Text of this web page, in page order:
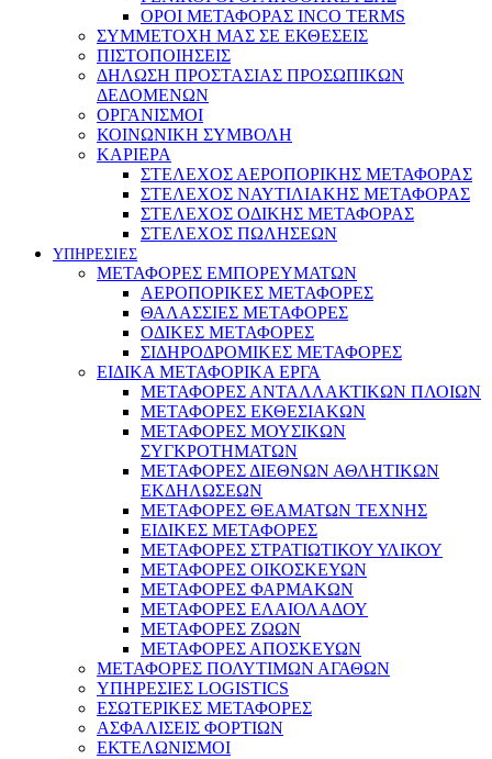
ΟΡΟΙ ΜΕΤΑΦΟΡΑΣ INCO TERMS
ΣΥΜΜΕΤΟΧΗ ΜΑΣ ΣΕ ΕΚΘΕΣΕΙΣ
ΠΙΣΤΟΠΟΙΗΣΕΙΣ
ΔΗΛΩΣΗ ΠΡΟΣΤΑΣΙΑΣ ΠΡΟΣΩΠΙΚΩΝ
ΔΕΔΟΜΕΝΩΝ
ΟΡΓΑΝΙΣΜΟΙ
ΚΟΙΝΩΝΙΚΗ ΣΥΜΒΟΛΗ
ΚΑΡΙΕΡΑ
ΣΤΕΛΕΧΟΣ ΑΕΡΟΠΟΡΙΚΗΣ ΜΕΤΑΦΟΡΑΣ
ΣΤΕΛΕΧΟΣ ΝΑΥΤΙΛΙΑΚΗΣ ΜΕΤΑΦΟΡΑΣ
ΣΤΕΛΕΧΟΣ ΟΔΙΚΗΣ ΜΕΤΑΦΟΡΑΣ
ΣΤΕΛΕΧΟΣ ΠΩΛΗΣΕΩΝ
ΥΠΗΡΕΣΙΕΣ
ΜΕΤΑΦΟΡΕΣ ΕΜΠΟΡΕΥΜΑΤΩΝ
ΑΕΡΟΠΟΡΙΚΕΣ ΜΕΤΑΦΟΡΕΣ
ΘΑΛΑΣΣΙΕΣ ΜΕΤΑΦΟΡΕΣ
ΟΔΙΚΕΣ ΜΕΤΑΦΟΡΕΣ
ΣΙΔΗΡΟΔΡΟΜΙΚΕΣ ΜΕΤΑΦΟΡΕΣ
ΕΙΔΙΚΑ ΜΕΤΑΦΟΡΙΚΑ ΕΡΓΑ
ΜΕΤΑΦΟΡΕΣ ΑΝΤΑΛΛΑΚΤΙΚΩΝ ΠΛΟΙΩΝ
ΜΕΤΑΦΟΡΕΣ ΕΚΘΕΣΙΑΚΩΝ
ΜΕΤΑΦΟΡΕΣ ΜΟΥΣΙΚΩΝ
ΣΥΓΚΡΟΤΗΜΑΤΩΝ
ΜΕΤΑΦΟΡΕΣ ΔΙΕΘΝΩΝ ΑΘΛΗΤΙΚΩΝ
ΕΚΔΗΛΩΣΕΩΝ
ΜΕΤΑΦΟΡΕΣ ΘΕΑΜΑΤΩΝ ΤΕΧΝΗΣ
ΕΙΔΙΚΕΣ ΜΕΤΑΦΟΡΕΣ
ΜΕΤΑΦΟΡΕΣ ΣΤΡΑΤΙΩΤΙΚΟΥ ΥΛΙΚΟΥ
ΜΕΤΑΦΟΡΕΣ ΟΙΚΟΣΚΕΥΩΝ
ΜΕΤΑΦΟΡΕΣ ΦΑΡΜΑΚΩΝ
ΜΕΤΑΦΟΡΕΣ ΕΛΑΙΟΛΑΔΟΥ
ΜΕΤΑΦΟΡΕΣ ΖΩΩΝ
ΜΕΤΑΦΟΡΕΣ ΑΠΟΣΚΕΥΩΝ
ΜΕΤΑΦΟΡΕΣ ΠΟΛΥΤΙΜΩΝ ΑΓΑΘΩΝ
ΥΠΗΡΕΣΙΕΣ LOGISTICS
ΕΣΩΤΕΡΙΚΕΣ ΜΕΤΑΦΟΡΕΣ
ΑΣΦΑΛΙΣΕΙΣ ΦΟΡΤΙΩΝ
ΕΚΤΕΛΩΝΙΣΜΟΙ